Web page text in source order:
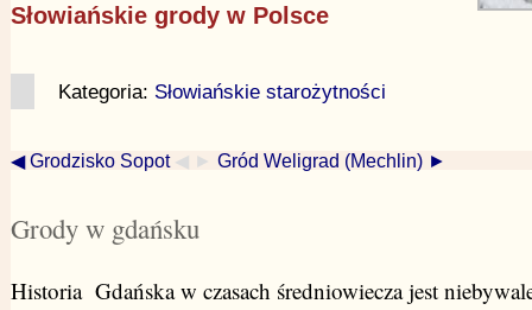
Słowiańskie grody w Polsce
Kategoria: Słowiańskie starożytności
◀ Grodzisko Sopot ◀ ► Gród Weligrad (Mechlin) ►
Grody w gdańsku
Historia Gdańska w czasach średniowiecza jest